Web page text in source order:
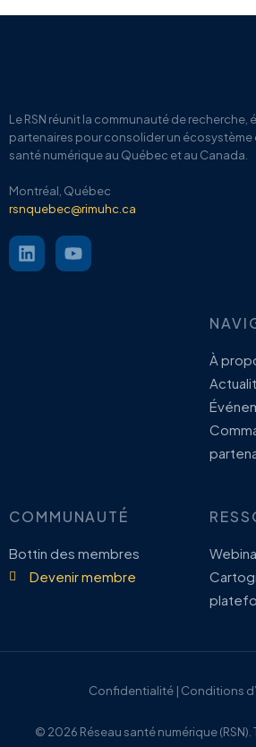
Le RSN réunit la communauté de recherche,
partenaires pourconsolider un écosystème
santé numérique au Québec et au Canada.
Montréal, Québec
rsnquebec@rimuhc.ca
À
COMMUNAUTÉ
Bottin des membres
Devenir membre
© 2026 Réseau santé numérique (RSN).
Confidentialité | Conditions